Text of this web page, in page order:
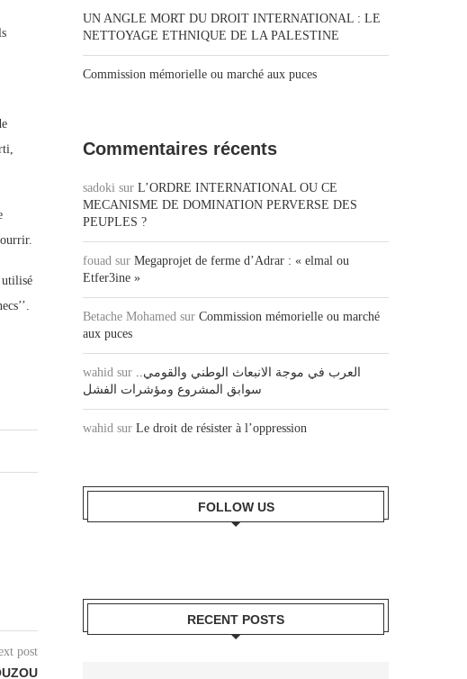
utilisé
post
UN ANGLE MORT DU DROIT INTERNATIONAL : LE
NETTOYAGE ETHNIQUE DE LA PALESTINE
Commission mémorielle ou marché aux puces
Commentaires récents
sadoki sur L’ORDRE INTERNATIONAL OU CE
MECANISME DE DOMINATION PERVERSE DES
PEUPLES ?
fouad sur Megaprojet de ferme d’Adrar : « elmal ou
Etfer3ine »
Betache Mohamed sur Commission mémorielle ou marché
aux puces
wahid sur العرب في موجة الانبعاث الوطني والقومي..
سوابق المشروع ومؤشرات الفشل
wahid sur Le droit de résister à l’oppression
FOLLOW US
RECENT POSTS